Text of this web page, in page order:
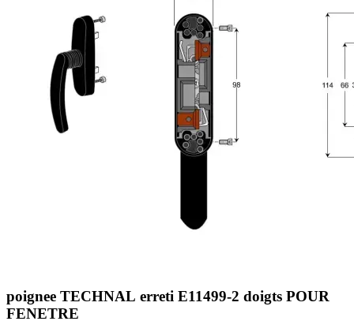
poignee TECHNAL erreti E11499-2 doigts POUR
FENETRE